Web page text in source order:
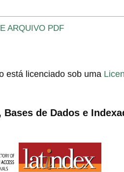
ARQUIVO PDF
está licenciado sob uma
de Dados e